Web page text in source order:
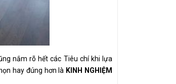
nắm rõ hết các Tiêu chí khi lựa
hay đúng hơn là KINH NGHIỆM